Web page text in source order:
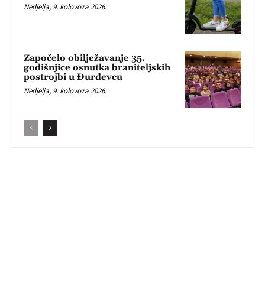
Nedjelja, 9. kolovoza 2026.
Započelo obilježavanje 35.
godišnjice osnutka braniteljskih
postrojbi u Đurđevcu
Nedjelja, 9. kolovoza 2026.